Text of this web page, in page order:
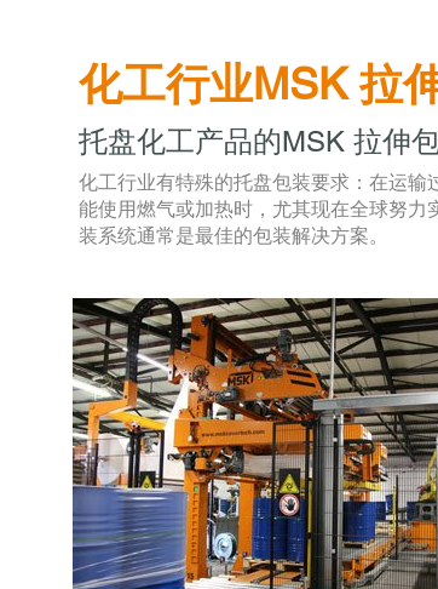
化工行业MSK 拉
托盘化工产品的MSK 拉伸
化工行业有特殊的托盘包装要求：在运
能使用燃气或加热时，尤其现在全球努
装系统通常是最佳的包装解决方案。